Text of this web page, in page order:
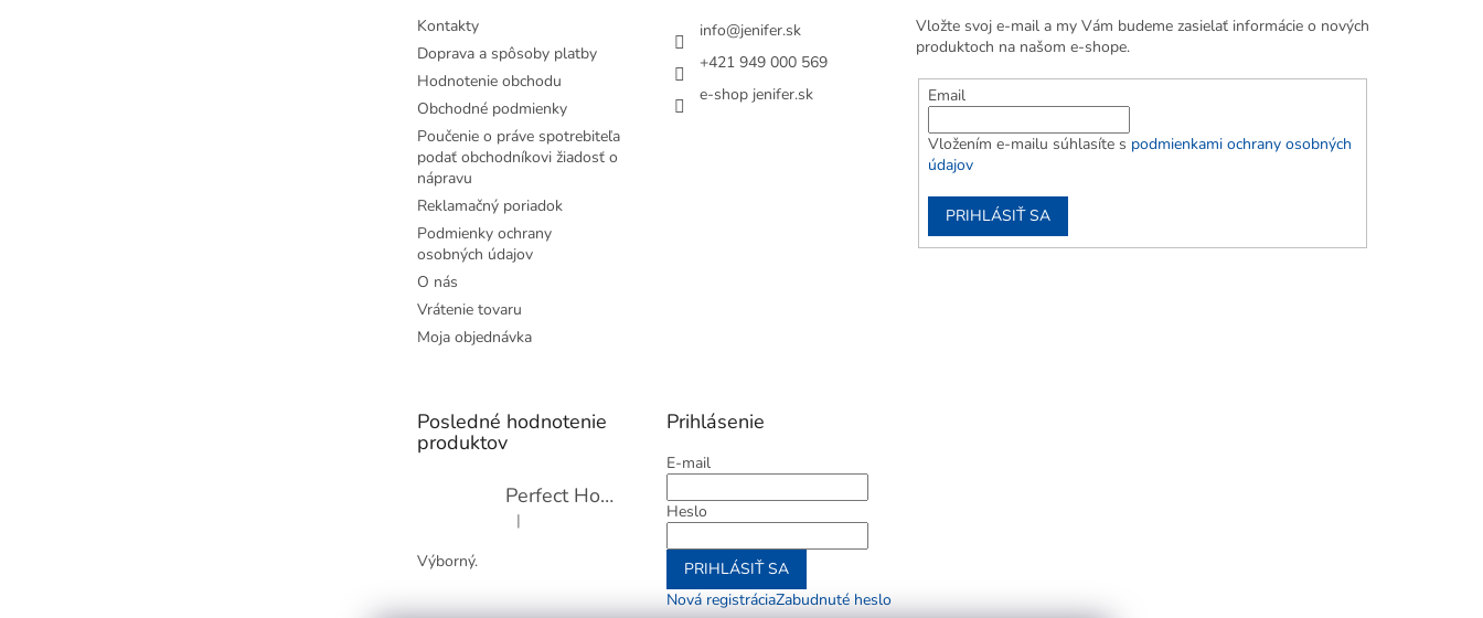
Kontakty
Doprava a spôsoby platby
Hodnotenie obchodu
Obchodné podmienky
Poučenie o práve spotrebiteľa
podať obchodníkovi žiadosť o
nápravu
Reklamačný poriadok
Podmienky ochrany
osobných údajov
O nás
Vrátenie tovaru
Moja objednávka
info@jenifer.sk
+421 949 000 569
e-shop jenifer.sk
Vložte svoj e-mail a my Vám budeme zasielať informácie o nových
produktoch na našom e-shope.
Email
Vložením e-mailu súhlasíte s podmienkami ochrany osobných
údajov
PRIHLÁSIŤ SA
Posledné hodnotenie
produktov
Perfect Home Tĺčik na mäso so sekáčikom, 56893
Hodnotenie produktu je 5 z 5 hviezdičiek.
|
Výborný.
Prihlásenie
E-mail
Heslo
PRIHLÁSIŤ SA
Nová registráciaZabudnuté heslo